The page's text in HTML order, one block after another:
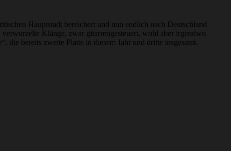
Hauptstadt bereichert und nun endlich nach Deutschland
Klänge, zwar gitarrengesteuert, wohl aber irgendwo
die bereits zweite Platte in diesem Jahr und dritte insgesamt.